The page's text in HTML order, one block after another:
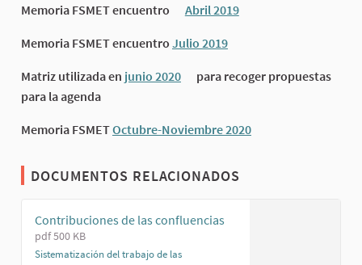
Memoria FSMET encuentro
Abril 2019
Memoria FSMET encuentro Julio 2019
Matriz utilizada en junio 2020
para recoger propuestas
para la agenda
Memoria FSMETOctubre-Noviembre 2020
DOCUMENTOS RELACIONADOS
Contribuciones de las confluencias
pdf 500 KB
Sistematización del trabajo de las